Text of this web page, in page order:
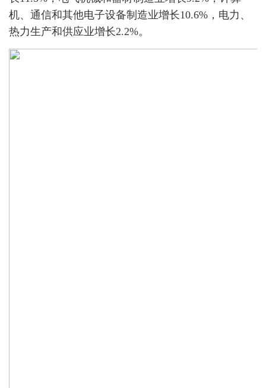
机、通信和其他电子设备制造业增长10.6%，电力、
热力生产和供应业增长2.2%。